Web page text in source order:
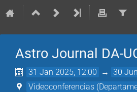
Astro Journal DA-
31 Jan 2025, 12:00 → 30
Videoconferencias